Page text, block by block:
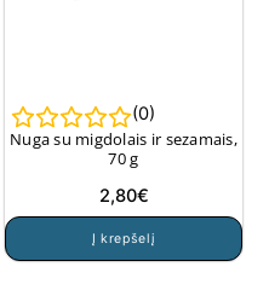
(0)
Nuga su migdolais ir sezamais,
70 g
2,80€
Į krepšelį